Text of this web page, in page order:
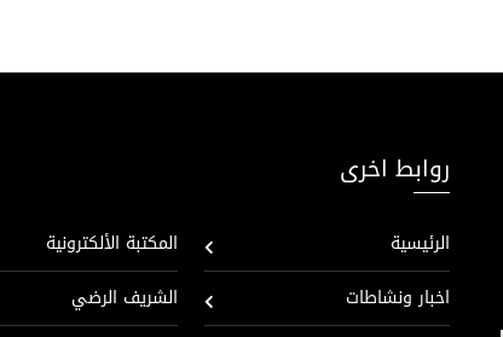
روابط اخرى
الرئيسية
اخبار ونشاطات
المكتبة الألكترونية
الشريف الرضي